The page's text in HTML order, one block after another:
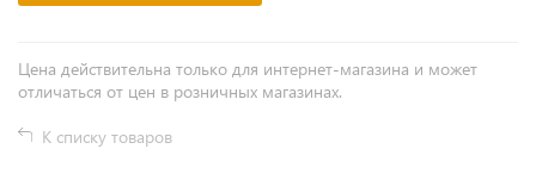
Цена действительна только для интернет-магазина и может
отличаться от цен в розничных магазинах.
К списку товаров